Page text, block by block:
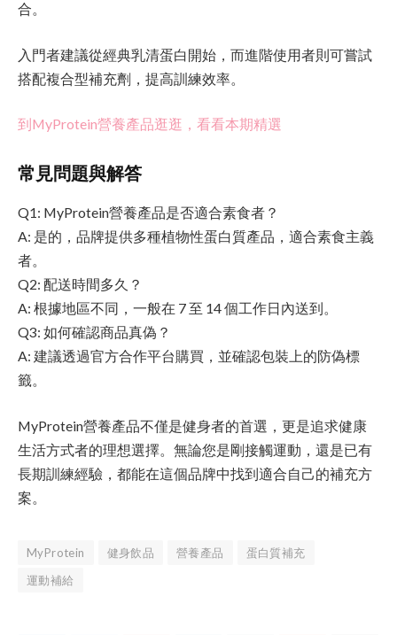
合。
入門者建議從經典乳清蛋白開始，而進階使用者則可嘗試
搭配複合型補充劑，提高訓練效率。
到MyProtein營養產品逛逛，看看本期精選
常見問題與解答
Q1: MyProtein營養產品是否適合素食者？
A: 是的，品牌提供多種植物性蛋白質產品，適合素食主義
者。
Q2: 配送時間多久？
A: 根據地區不同，一般在 7 至 14 個工作日內送到。
Q3: 如何確認商品真偽？
A: 建議透過官方合作平台購買，並確認包裝上的防偽標
籤。
MyProtein營養產品不僅是健身者的首選，更是追求健康
生活方式者的理想選擇。無論您是剛接觸運動，還是已有
長期訓練經驗，都能在這個品牌中找到適合自己的補充方
案。
MyProtein 健身飲品 營養產品
蛋白質補充
運動補給